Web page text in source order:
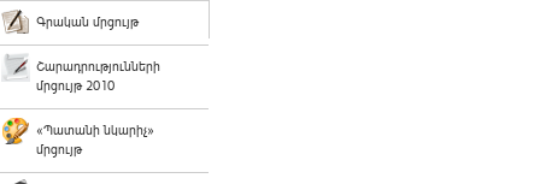
Գրական մրցույթ
Շարադրությունների
մրցույթ 2010
«Պատանի նկարիչ»
մրցույթ